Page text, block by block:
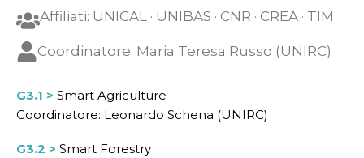
Affiliati: UNICAL · UNIBAS · CNR · CREA · TIM
Coordinatore: Maria Teresa Russo (UNIRC)
G3.1 >Smart Agriculture
Coordinatore: Leonardo Schena (UNIRC)
G3.2 >Smart Forestry